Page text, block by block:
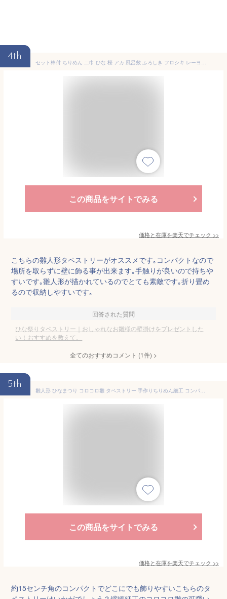
4th
セット棒付 ちりめん 二巾 ひな 桜 アカ 風呂敷 ふろしき フロシキ レーヨン 68cm 和雑貨 日本土産 タペストリー 玄関 雑貨 デコレーション ディスプレイ 壁 壁掛け 掛け軸 和風 インテリア 季節 四季 タペストリー用風呂敷 お土産 お弁当 日本製
この商品をサイトでみる
価格と在庫を楽天でチェック >>
こちらの雛人形タペストリーがオススメです｡コンパクトなので
場所を取らずに壁に飾る事が出来ます｡手触りが良いので持ちや
すいです｡雛人形が描かれているのでとても素敵です｡折り畳め
るので収納しやすいです｡
回答された質問
ひな祭りタペストリー｜おしゃれなお雛様の壁掛けをプレゼントした
い！おすすめを教えて。
全てのおすすめコメント (1件) >
5th
雛人形 ひなまつり コロコロ雛 タペストリー 手作りちりめん細工 コンパクト 和ごころ 和雑貨 ひなまつり
この商品をサイトでみる
価格と在庫を楽天でチェック >>
約15センチ角のコンパクトでどこにでも飾りやすいこちらのタ